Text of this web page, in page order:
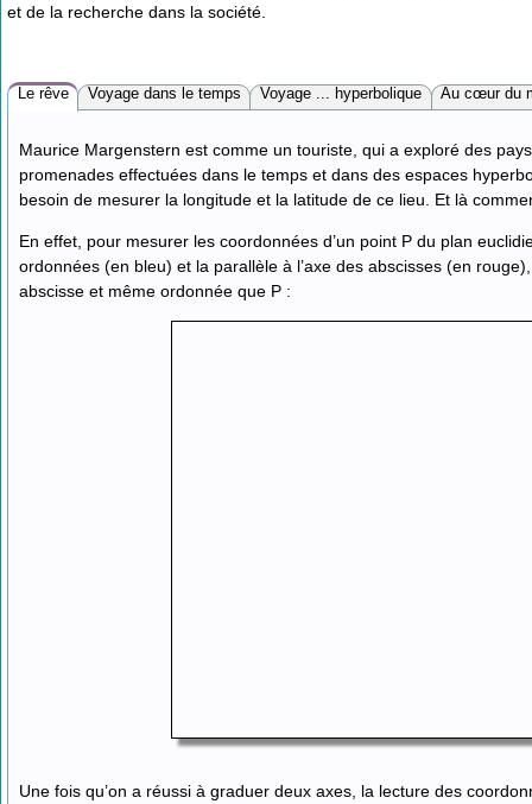
et de la recherche dans la société.
Le rêve Voyage dans le temps Voyage ... hyperbolique Au cœur du
Maurice Margenstern est comme un touriste, qui a exploré des
promenades effectuées dans le temps et dans des espaces
besoin de mesurer la longitude et la latitude de ce lieu. Et là
En effet, pour mesurer les coordonnées d’un point P du plan
ordonnées (en bleu) et la parallèle à l’axe des abscisses (en
abscisse et même ordonnée que P :
Une fois qu’on a réussi à graduer deux axes, la lecture des